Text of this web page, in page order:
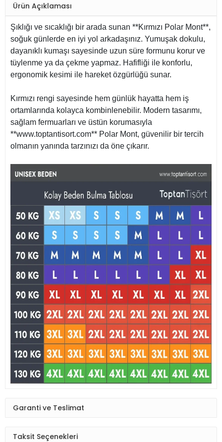
Ürün Açıklaması
Şıklığı ve sıcaklığı bir arada sunan **Kırmızı Polar Mont**,
soğuk günlerde en iyi yol arkadaşınız. Yumuşak dokulu,
dayanıklı kumaşı sayesinde uzun süre formunu korur ve
tüylenme ya da çekme yapmaz. Hafifliği ile konforlu,
ergonomik kesimi ile hareket özgürlüğü sunar.
Kırmızı rengi sayesinde hem günlük hayatta hem iş
ortamlarında kolayca kombinlenebilir. Modern tasarımı,
sağlam fermuarları ve üstün korumasıyla
**www.toptantisort.com** Polar Mont, güvenilir bir tercih
olmanın yanında tarzınızı da öne çıkarır.
Garanti ve Teslimat
Taksit Seçenekleri